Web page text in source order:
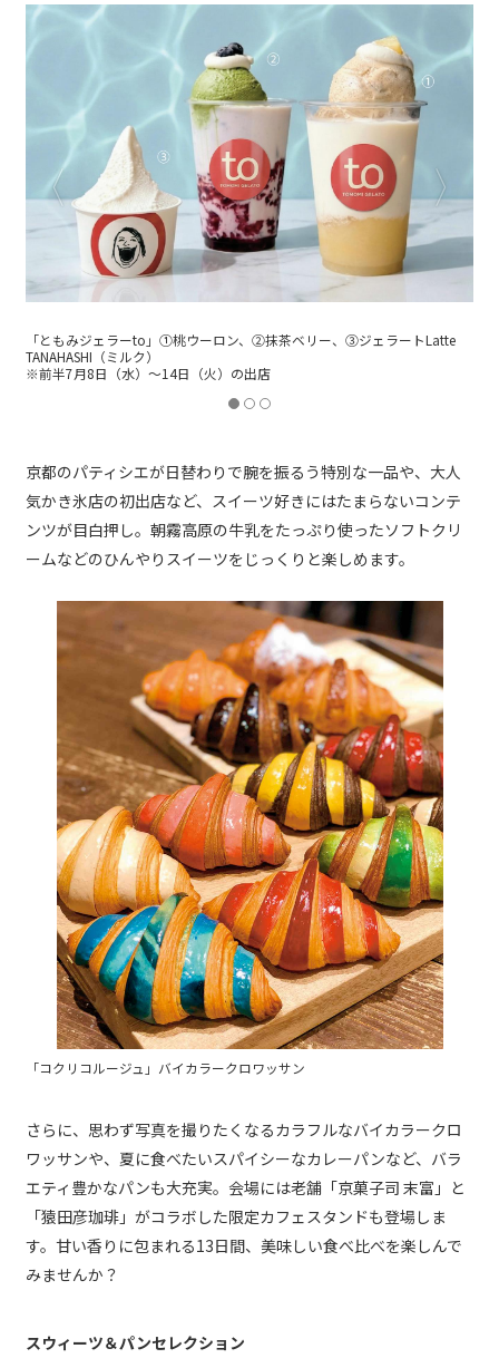
「Gelateria Rintocco」甘夏アールグレイ（ダブル）
※後半7月15日（水）～20日（月・祝）の出店
京都のパティシエが日替わりで腕を振るう特別な一品や、大人
気かき氷店の初出店など、スイーツ好きにはたまらないコンテ
ンツが目白押し。朝霧高原の牛乳をたっぷり使ったソフトクリ
ームなどのひんやりスイーツをじっくりと楽しめます。
「コクリコルージュ」バイカラークロワッサン
さらに、思わず写真を撮りたくなるカラフルなバイカラークロ
ワッサンや、夏に食べたいスパイシーなカレーパンなど、バラ
エティ豊かなパンも大充実。会場には老舗「京菓子司 末富」と
「猿田彦珈琲」がコラボした限定カフェスタンドも登場しま
す。甘い香りに包まれる13日間、美味しい食べ比べを楽しんで
みませんか？
スウィーツ＆パンセレクション